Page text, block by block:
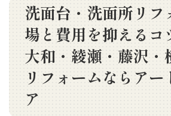
洗面台・洗面所リフ
場と費用を抑えるコ
大和・綾瀬・藤沢・
リフォームならアー
ア